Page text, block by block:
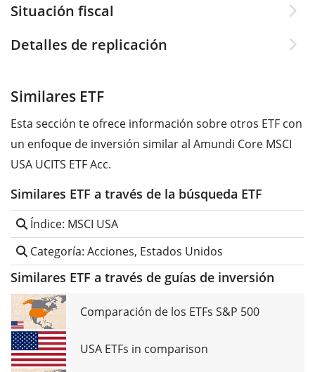
Situación fiscal
Detalles de replicación
Similares ETF
Esta sección te ofrece información sobre otros ETF con
un enfoque de inversión similar al Amundi Core MSCI
USA UCITS ETF Acc.
Similares ETF a través de la búsqueda ETF
Índice: MSCI USA
Categoría: Acciones, Estados Unidos
Similares ETF a través de guías de inversión
Comparación de los ETFs S&P 500
USA ETFs in comparison